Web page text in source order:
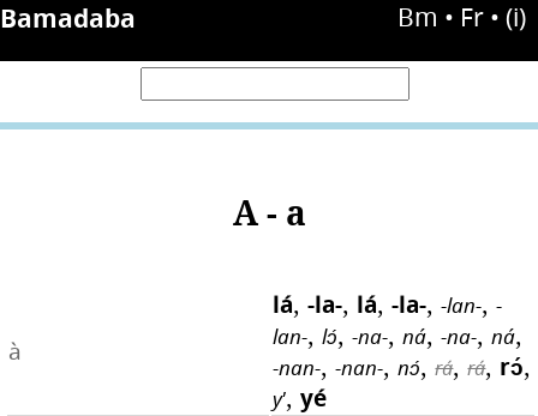
Bamadaba Bm • Fr • (i)
A - a
à
lá,-la-, lá,-la-,-lan-,-
lan-,lɔ́,-na-,ná,-na-,ná,
-nan-,-nan-,nɔ́,rá,rá, rɔ́,
y',yé